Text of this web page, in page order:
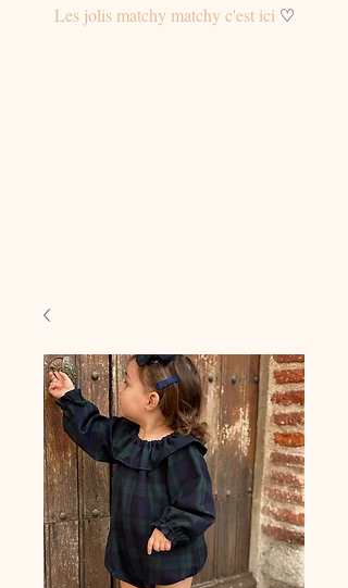
Les jolis matchy matchy c'est ici♡